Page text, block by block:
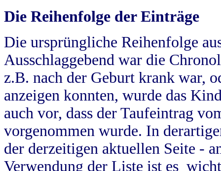
Die Reihenfolge der Einträge
Die ursprüngliche Reihenfolge
Ausschlaggebend war die
z.B. nach der Geburt krank war,
anzeigen konnten, wurde das
auch vor, dass der Taufeintrag
vorgenommen wurde. In
der derzeitigen aktuellen Seite -
Verwendung der Liste ist es